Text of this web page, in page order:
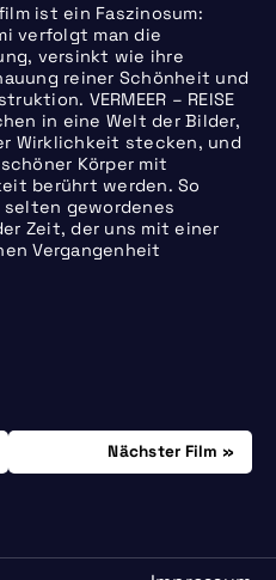
ist ein Faszinosum:
verfolgt man die
versinkt wie ihre
reiner Schönheit und
VERMEER – REISE
in eine Welt der Bilder,
Wirklichkeit stecken, und
Körper mit
berührt werden. So
gewordenes
Zeit, der uns mit einer
Vergangenheit
Dienstag, 05.12.
Donnerstag, 14.12.Nächster Film